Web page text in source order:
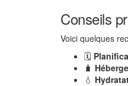
Conseils
Voici quelques
🗓️
🧳
💧